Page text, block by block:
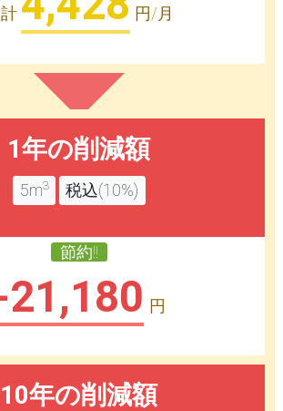
円/月
1年の削減額
5m3 税込(10%)
節約!!
21,180 円
10年の削減額